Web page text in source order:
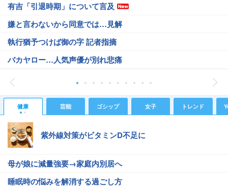
有吉「引退時期」について言及
嫌と言わないから同意では…見解
執行猶予つけば御の字 記者指摘
バカヤロー…人気声優が別れ悲痛
健康 芸能 ゴシップ 女子 トレンド
紫外線対策がビタミンD不足に
母が娘に減量強要→家庭内別居へ
睡眠時の悩みを解消する過ごし方